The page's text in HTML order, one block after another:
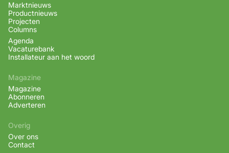
Marktnieuws
Productnieuws
Projecten
Columns
Agenda
Vacaturebank
Installateur aan het woord
Magazine
Magazine
Abonneren
Adverteren
Overig
Over ons
Contact